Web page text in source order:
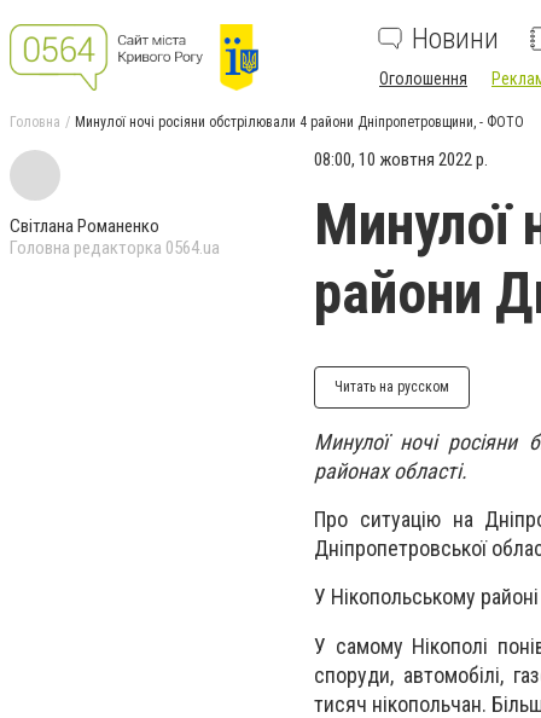
Новини
Оголошення
Головна Минулої ночі росіяни обстрілювали 4 райони Дніпропетровщини, - ФОТО
Світлана Романенко
Головна редакторка 0564.ua
08:00, 10 жовтня 2022 р.
Минулої
райони
Читать на русском
Минулої ночі
районах області.
Про ситуацію на
Дніпропетровської
У Нікопольському
У самому Нікополі
споруди, автомобілі,
тисяч нікопольчан.